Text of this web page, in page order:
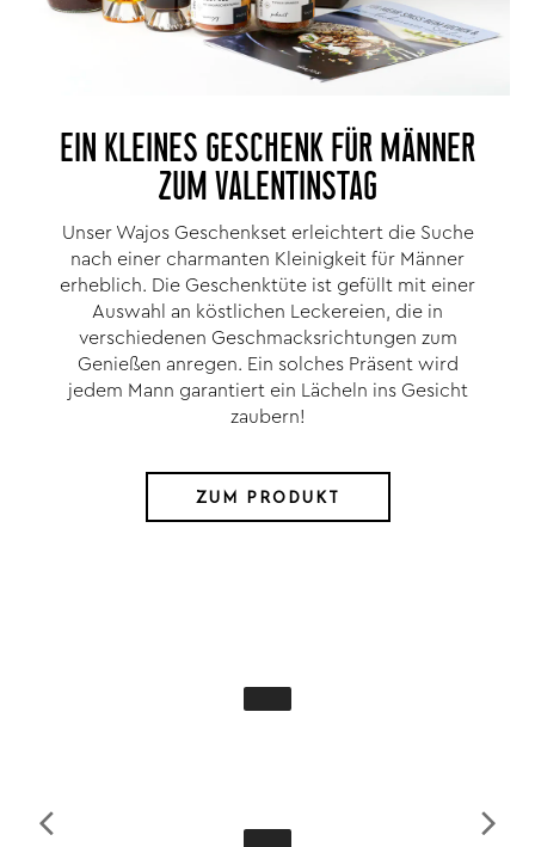
EIN KLEINES GESCHENK FÜR MÄNNER
ZUM VALENTINSTAG
Unser Wajos Geschenkset erleichtert die Suche
nach einer charmanten Kleinigkeit für Männer
erheblich. Die Geschenktüte ist gefüllt mit einer
Auswahl an köstlichen Leckereien, die in
verschiedenen Geschmacksrichtungen zum
Genießen anregen. Ein solches Präsent wird
jedem Mann garantiert ein Lächeln ins Gesicht
zaubern!
ZUM PRODUKT